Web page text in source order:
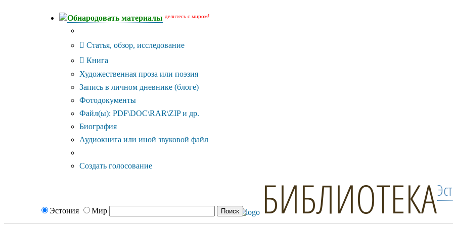
Обнародовать материалы делитесь с миром!
Статья, обзор, исследование
Книга
Художественная проза или поэзия
Запись в личном дневнике (блоге)
Фотодокументы
Файл(ы): PDF\DOC\RAR\ZIP и др.
Биография
Аудиокнига или иной звуковой файл
Создать голосование
Эстония Мир БИБЛИОТЕКА